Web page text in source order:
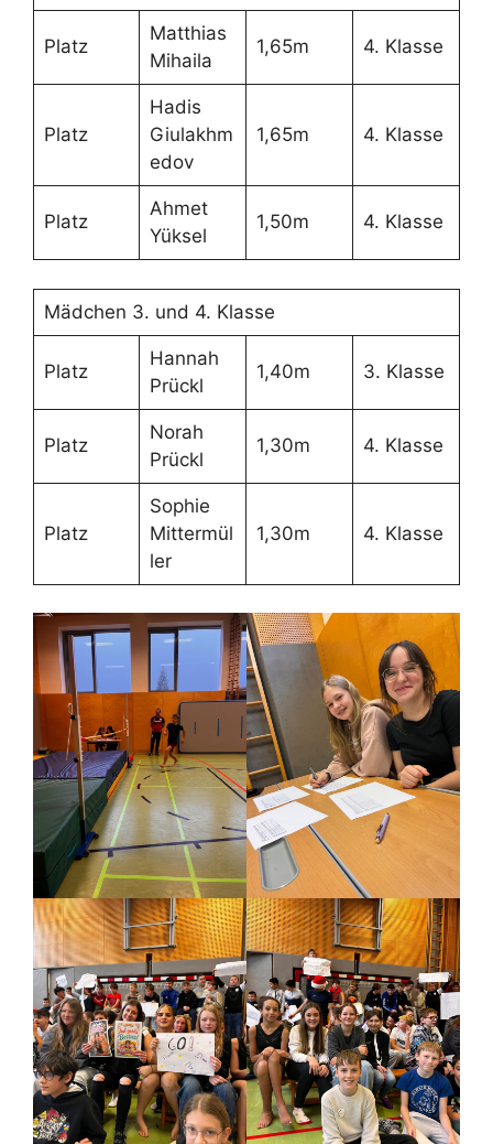
Platz
Matthias
Mihaila
1,65m 4. Klasse
Platz
Hadis
Giulakhm
edov
1,65m 4. Klasse
Platz
Ahmet
Yüksel
1,50m 4. Klasse
Mädchen 3. und 4. Klasse
Platz
Hannah
Prückl
1,40m 3. Klasse
Platz
Norah
Prückl
1,30m 4. Klasse
Platz
Sophie
Mittermül
ler
1,30m 4. Klasse